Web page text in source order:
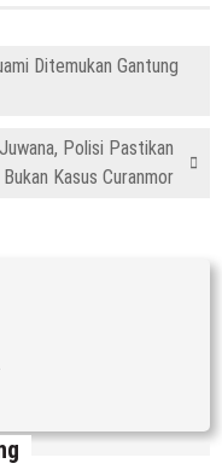
Ditemukan Gantung
Polisi Pastikan
Bukan Kasus Curanmor